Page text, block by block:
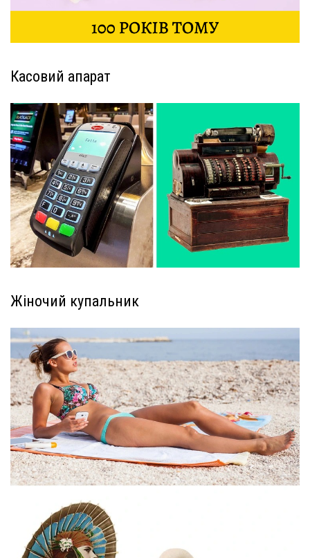
Касовий апарат
Жіночий купальник